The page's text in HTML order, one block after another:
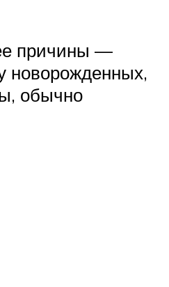
причины —
новорожденных,
обычно